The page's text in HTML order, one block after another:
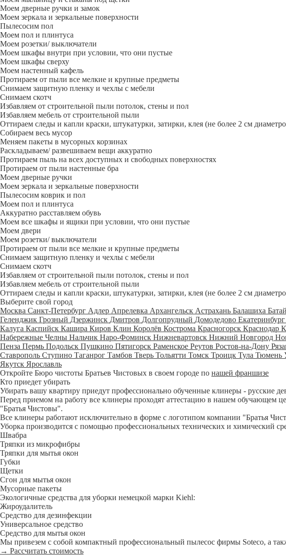
Моем дверные ручки и замок
Моем зеркала и зеркальные поверхности
Пылесосим пол
Моем пол и плинтуса
Моем розетки/ выключатели
Моем шкафы внутри при условии, что они пустые
Моем шкафы сверху
Моем настенный кафель
Протираем от пыли все мелкие и крупные предметы
Снимаем защитную пленку и чехлы с мебели
Снимаем скотч
Избавляем от строительной пыли потолок, стены и пол
Избавляем мебель от строительной пыли
Оттираем следы и капли краски, штукатурки, затирки, клея (не более 2 см
Собираем весь мусор
Меняем пакеты в мусорных корзинах
Раскладываем/ развешиваем вещи аккуратно
Протираем пыль на всех доступных и свободных поверхностях
Протираем от пыли настенные бра
Моем дверные ручки
Моем зеркала и зеркальные поверхности
Пылесосим коврик и пол
Моем пол и плинтуса
Аккуратно расставляем обувь
Моем все шкафы и ящики при условии, что они пустые
Моем двери
Моем розетки/ выключатели
Протираем от пыли все мелкие и крупные предметы
Снимаем защитную пленку и чехлы с мебели
Снимаем скотч
Избавляем от строительной пыли потолок, стены и пол
Избавляем мебель от строительной пыли
Оттираем следы и капли краски, штукатурки, затирки, клея (не более 2 см
Выберите свой город
Москва Санкт-Петербург Адлер Апрелевка Архангельск Астрахань Балашиха
Геленджик Грозный Дзержинск Дмитров Долгопрудный Домодедово Екатеринбург
Калуга Каспийск Кашира Киров Клин Королёв Кострома Красногорск Краснодар
Набережные Челны Нальчик Наро-Фоминск Нижневартовск Нижний Новгород
Пенза Пермь Подольск Пушкино Пятигорск Раменское Реутов Ростов-на-Дону
Ставрополь Ступино Таганрог Тамбов Тверь Тольятти Томск Троицк Тула Тюмень
Якутск Ярославль
Откройте Бюро чистоты Братьев Чистовых в своем городе по нашей франшизе
Кто приедет убирать
Убирать вашу квартиру приедут профессионально обученные клинеры - русские
Перед приемом на работу все клинеры проходят аттестацию в нашем обучающем
"Братья Чистовы".
Все клинеры работают исключительно в форме с логотипом компании "Братья
Уборка производится с помощью профессиональных технических и химический
Швабра
Тряпки из микрофибры
Тряпки для мытья окон
Губки
Щетки
Сгон для мытья окон
Мусорные пакеты
Экологичные средства для уборки немецкой марки Kiehl:
Жироудалитель
Средство для дезинфекции
Универсальное средство
Средство для мытья окон
Мы привезем с собой компактный профессиональный пылесос фирмы Soteco, а
→ Рассчитать стоимость